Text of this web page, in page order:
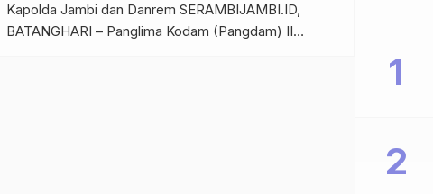
Kapolda Jambi dan Danrem SERAMBIJAMBI.ID,
BATANGHARI – Panglima Kodam (Pangdam) II